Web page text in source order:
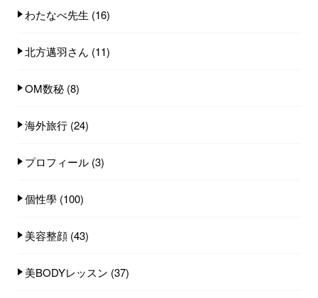
わたなべ先生 (16)
北方邁羽さん (11)
OM数秘 (8)
海外旅行 (24)
プロフィール (3)
個性學 (100)
美容整顔 (43)
美BODYレッスン (37)